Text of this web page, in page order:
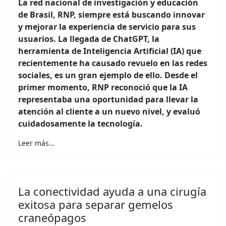
La red nacional de investigación y educación
de Brasil, RNP, siempre está buscando innovar
y mejorar la experiencia de servicio para sus
usuarios. La llegada de ChatGPT, la
herramienta de Inteligencia Artificial (IA) que
recientemente ha causado revuelo en las redes
sociales, es un gran ejemplo de ello. Desde el
primer momento, RNP reconoció que la IA
representaba una oportunidad para llevar la
atención al cliente a un nuevo nivel, y evaluó
cuidadosamente la tecnología.
Leer más…
La conectividad ayuda a una cirugía
exitosa para separar gemelos
craneópagos